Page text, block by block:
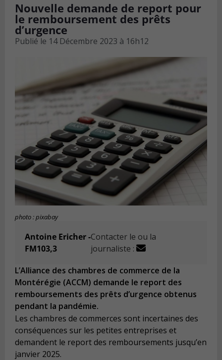
Nouvelle demande de report pour
le remboursement des prêts
d’urgence
Publié le 14 Décembre 2023 à 16h12
photo : pixabay
Antoine Ericher -
FM103,3
Contacter le ou la
journaliste :
L’Alliance des chambres de commerce de la
Montérégie (ACCM) demande le report des
remboursements des prêts d’urgence obtenus
pendant la pandémie.
Les chambres de commerces sont incertaines des
conséquences sur les petites entreprises et
demandent le report des remboursements jusqu’en
janvier 2025.